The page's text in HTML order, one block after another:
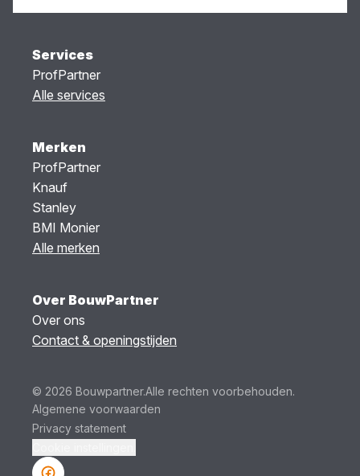
Services
ProfPartner
Alle services
Merken
ProfPartner
Knauf
Stanley
BMI Monier
Alle merken
Over BouwPartner
Over ons
Contact & openingstijden
© 2026 Bouwpartner.Alle rechten voorbehouden.
Algemene voorwaarden
Privacy statement